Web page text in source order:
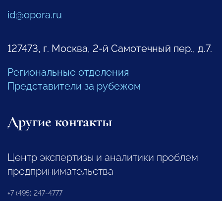
id@opora.ru
127473, г. Москва, 2-й Самотечный пер., д.7.
Региональные отделения
Представители за рубежом
Другие контакты
Центр экспертизы и аналитики проблем
предпринимательства
+7 (495) 247-4777